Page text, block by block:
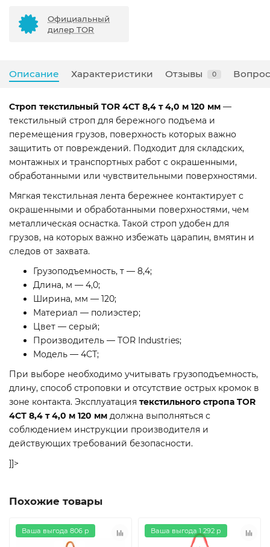
Официальный
дилер TOR
Описание Характеристики Отзывы 0
Строп текстильный TOR 4СТ 8,4 т 4,0 м 120 мм —
текстильный строп для бережного подъема и
перемещения грузов, поверхность которых важно
защитить от повреждений. Подходит для складских,
монтажных и транспортных работ с окрашенными,
обработанными или чувствительными поверхностями.
Мягкая текстильная лента бережнее контактирует с
окрашенными и обработанными поверхностями, чем
металлическая оснастка. Такой строп удобен для
грузов, на которых важно избежать царапин, вмятин и
следов от захвата.
Грузоподъемность, т — 8,4;
Длина, м — 4,0;
Ширина, мм — 120;
Материал — полиэстер;
Цвет — серый;
Производитель — TOR Industries;
Модель — 4СТ;
При выборе необходимо учитывать грузоподъемность,
длину, способ строповки и отсутствие острых кромок в
зоне контакта. Эксплуатация текстильного стропа TOR
4СТ 8,4 т 4,0 м 120 мм должна выполняться с
соблюдением инструкции производителя и
действующих требований безопасности.
]]>
Похожие товары
Ваша выгода 806 р Ваша выгода 1 292 р